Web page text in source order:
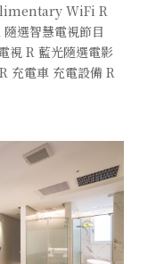
WiFi R
選智慧電視節目
視 R 藍光隨選電影
充電車 充電設備 R